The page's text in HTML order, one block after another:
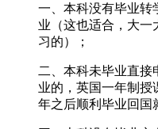
一、本科没有毕业转
业（这也适合，大一
习的）；
二、本科未毕业直接
业的，英国一年制授
年之后顺利毕业回国